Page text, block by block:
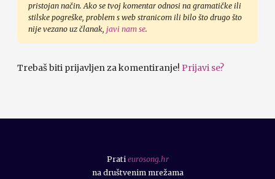
pristojan način. Ako se tvoj komentar odnosi na gramatičke ili
stilske pogreške, problem s web stranicom ili bilo što drugo što
nije vezano uz članak, javi nam se.
Trebaš biti prijavljen za komentiranje! Prijavi se?
Prati eurosong.hr
na društvenim mrežama